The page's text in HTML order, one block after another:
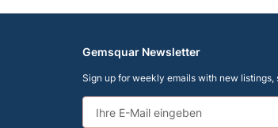
Gemsquar Newsletter
Sign up for weekly emails with new listings,